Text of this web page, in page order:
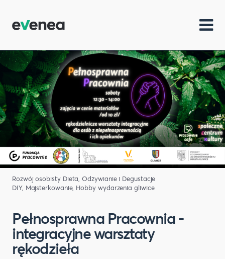
Rozwój osobisty Dieta, Odżywianie i Degustacje
DIY, Majsterkowanie, Hobby wydarzenia gliwice
Pełnosprawna Pracownia -
integracyjne warsztaty
rękodzieła